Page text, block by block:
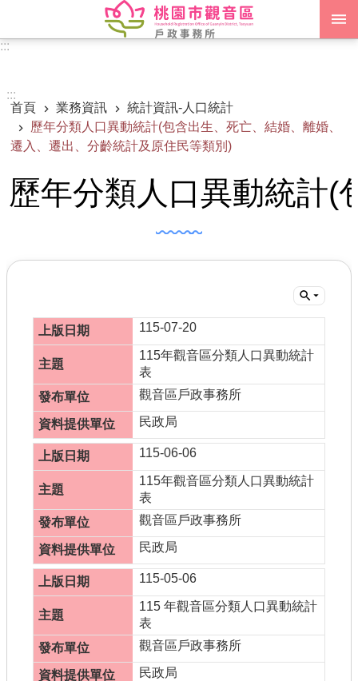
跳到主要內容區塊
認識我們
申辦須知
政府資訊公開
書表下載
門牌查詢
回首頁
網站導覽
市政信箱
常見問題
English
桃園市政府
隱私權政策
網站安全政策
:::
:::
首頁
業務資訊
統計資訊-人口統計
歷年分類人口異動統計(包含出生、死亡、結婚、離婚、
遷入、遷出、分齡統計及原住民等類別)
歷年分類人口異動統計(
115-07-20
115年觀音區分類人口異動統計
表
觀音區戶政事務所
民政局
115-06-06
115年觀音區分類人口異動統計
表
觀音區戶政事務所
民政局
115-05-06
115 年觀音區分類人口異動統計
表
觀音區戶政事務所
民政局